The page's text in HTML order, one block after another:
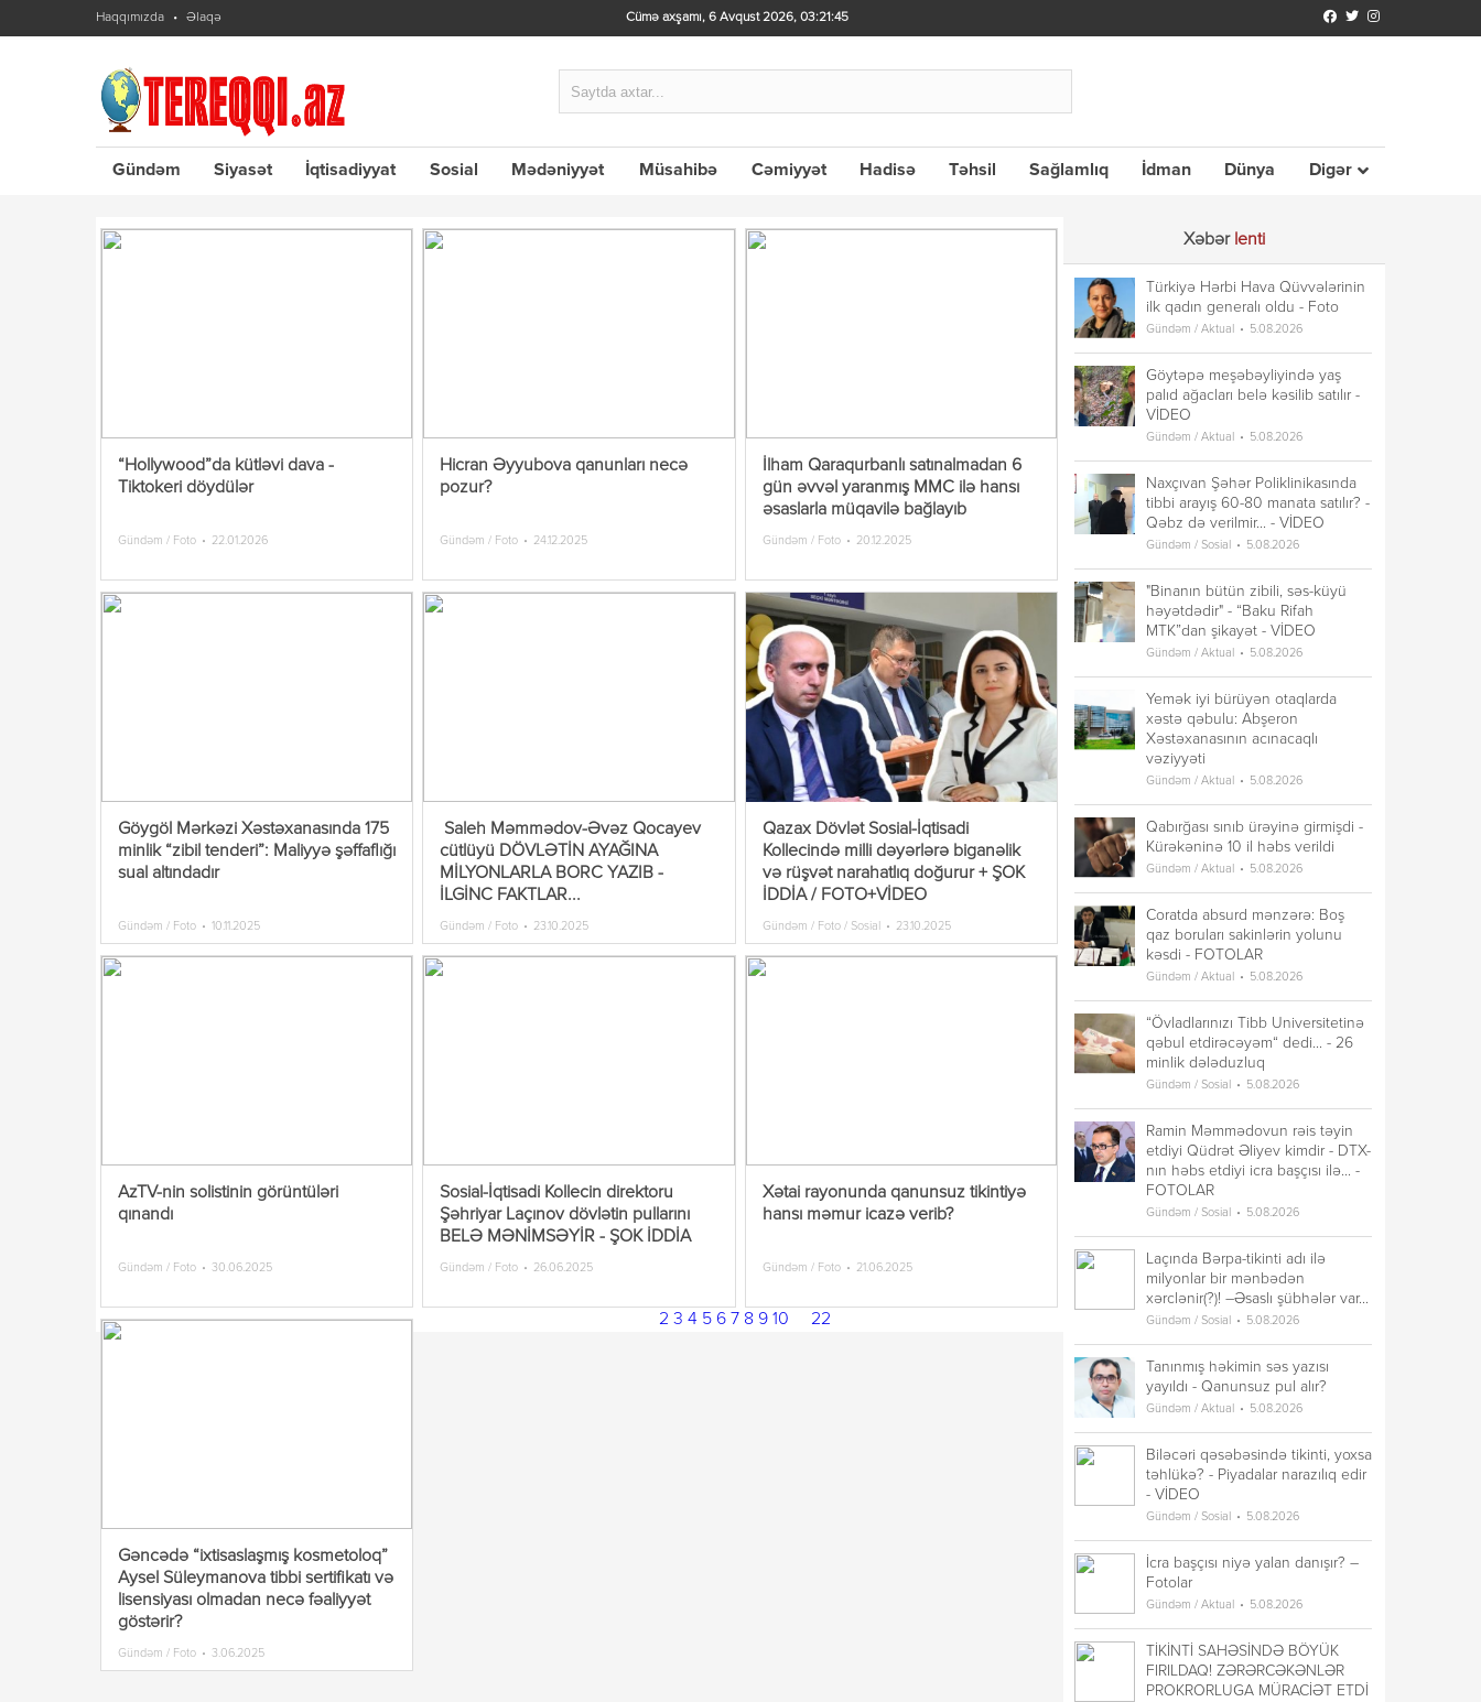
Haqqımızda Əlaqə Cümə axşamı, 6 Avqust 2026, 03:21:46
Gündəm Siyasət İqtisadiyyat Sosial Mədəniyyət Müsahibə Cəmiyyət Hadisə Təhsil Sağlamlıq İdman Dünya Digər
“Hollywood”da kütləvi dava -
Tiktokeri döydülər
Gündəm / Foto 22.01.2026
Hicran Əyyubova qanunları necə
pozur?
Gündəm / Foto 24.12.2025
İlham Qaraqurbanlı satınalmadan 6
gün əvvəl yaranmış MMC ilə hansı
əsaslarla müqavilə bağlayıb
Gündəm / Foto 20.12.2025
Göygöl Mərkəzi Xəstəxanasında 175
minlik “zibil tenderi”: Maliyyə şəffaflığı
sual altındadır
Gündəm / Foto 10.11.2025
Saleh Məmmədov-Əvəz Qocayev
cütlüyü DÖVLƏTİN AYAĞINA
MİLYONLARLA BORC YAZIB -
İLGİNC FAKTLAR...
Gündəm / Foto 23.10.2025
Qazax Dövlət Sosial-İqtisadi
Kollecində milli dəyərlərə biganəlik
və rüşvət narahatlıq doğurur + ŞOK
İDDİA / FOTO+VİDEO
Gündəm / Foto / Sosial 23.10.2025
AzTV-nin solistinin görüntüləri
qınandı
Gündəm / Foto 30.06.2025
Sosial-İqtisadi Kollecin direktoru
Şəhriyar Laçınov dövlətin pullarını
BELƏ MƏNİMSƏYİR - ŞOK İDDİA
Gündəm / Foto 26.06.2025
Xətai rayonunda qanunsuz tikintiyə
hansı məmur icazə verib?
Gündəm / Foto 21.06.2025
Gəncədə “ixtisaslaşmış kosmetoloq”
Aysel Süleymanova tibbi sertifikatı və
lisensiyası olmadan necə fəaliyyət
göstərir?
Gündəm / Foto 3.06.2025
2 3 4 5 6 7 8 9 10 22
Xəbər lenti
Türkiyə Hərbi Hava Qüvvələrinin
ilk qadın generalı oldu - Foto
Gündəm / Aktual 5.08.2026
Göytəpə meşəbəyliyində yaş
palıd ağacları belə kəsilib satılır -
VİDEO
Gündəm / Aktual 5.08.2026
Naxçıvan Şəhər Poliklinikasında
tibbi arayış 60-80 manata satılır? -
Qəbz də verilmir... - VİDEO
Gündəm / Sosial 5.08.2026
"Binanın bütün zibili, səs-küyü
həyətdədir" - “Baku Rifah
MTK”dan şikayət - VİDEO
Gündəm / Aktual 5.08.2026
Yemək iyi bürüyən otaqlarda
xəstə qəbulu: Abşeron
Xəstəxanasının acınacaqlı
vəziyyəti
Gündəm / Aktual 5.08.2026
Qabırğası sınıb ürəyinə girmişdi -
Kürəkəninə 10 il həbs verildi
Gündəm / Aktual 5.08.2026
Coratda absurd mənzərə: Boş
qaz boruları sakinlərin yolunu
kəsdi - FOTOLAR
Gündəm / Aktual 5.08.2026
“Övladlarınızı Tibb Universitetinə
qəbul etdirəcəyəm“ dedi... - 26
minlik dələduzluq
Gündəm / Sosial 5.08.2026
Ramin Məmmədovun rəis təyin
etdiyi Qüdrət Əliyev kimdir - DTX-
nın həbs etdiyi icra başçısı ilə... -
FOTOLAR
Gündəm / Sosial 5.08.2026
Laçında Bərpa-tikinti adı ilə
milyonlar bir mənbədən
xərclənir(?)! –Əsaslı şübhələr var...
Gündəm / Sosial 5.08.2026
Tanınmış həkimin səs yazısı
yayıldı - Qanunsuz pul alır?
Gündəm / Aktual 5.08.2026
Biləcəri qəsəbəsində tikinti, yoxsa
təhlükə? - Piyadalar narazılıq edir
- VİDEO
Gündəm / Sosial 5.08.2026
İcra başçısı niyə yalan danışır? –
Fotolar
Gündəm / Aktual 5.08.2026
TİKİNTİ SAHƏSİNDƏ BÖYÜK
FIRILDAQ! ZƏRƏRCƏKƏNLƏR
PROKRORLUGA MÜRACİƏT ETDİ